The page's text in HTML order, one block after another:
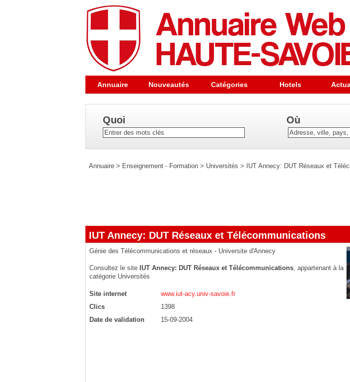
Annuaire Nouveautés Catégories Hotels
Quoi Où
Annuaire > Enseignement - Formation > Universités > IUT Annecy: DUT Réseaux et
IUT Annecy: DUT Réseaux et Télécommunications
Génie des Télécommunications et réseaux - Universite d'Annecy
Consultez le site IUT Annecy: DUT Réseaux et Télécommunications, appartenant à la
catégorie Universités
Site internet
www.iut-acy.univ-savoie.fr
Clics
1398
Date de validation
15-09-2004